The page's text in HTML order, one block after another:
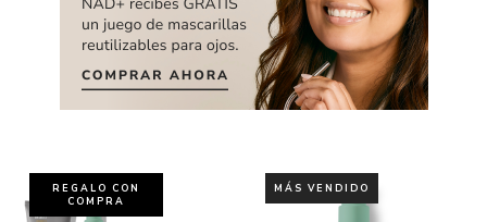
REGALO CON
COMPRA
MÁS VENDIDO